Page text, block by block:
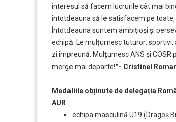
interesul să facem lucrurile cât mai
întotdeauna să le satisfacem pe
Întotdeauna suntem ambițioși și
echipă. Le mulțumesc tuturor:
zi împreună. Mulțumesc ANS și
merge mai departe!”- Cristinel
Medaliile obținute de delegația
AUR
echipa masculină U19 (Dragoș